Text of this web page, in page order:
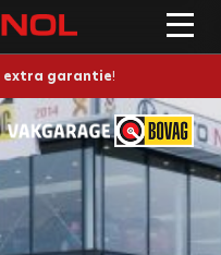
extra garantie!